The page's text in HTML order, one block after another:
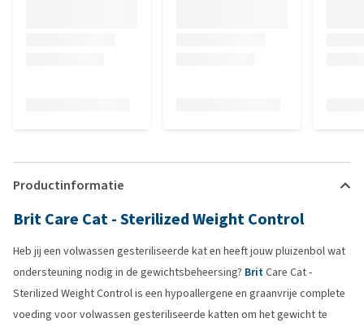
Productinformatie
Brit Care Cat - Sterilized Weight Control
Heb jij een volwassen gesteriliseerde kat en heeft jouw pluizenbol wat
ondersteuning nodig in de gewichtsbeheersing? BritCare Cat -
Sterilized Weight Control is een hypoallergene en graanvrije complete
voeding voor volwassen gesteriliseerde katten om het gewicht te